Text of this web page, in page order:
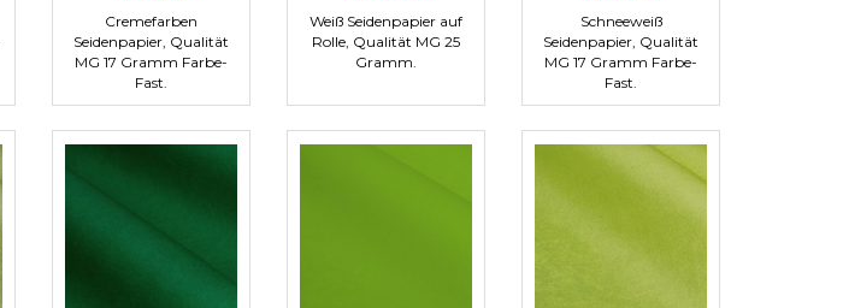
Cremefarben
Seidenpapier, Qualität
MG 17 Gramm Farbe-
Fast.
Weiß Seidenpapier auf
Rolle, Qualität MG 25
Gramm.
Schneeweiß
Seidenpapier, Qualität
MG 17 Gramm Farbe-
Fast.